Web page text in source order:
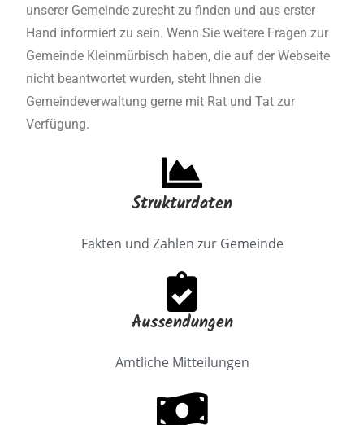
unserer Gemeinde zurecht zu finden und aus erster
Hand informiert zu sein. Wenn Sie weitere Fragen zur
Gemeinde Kleinmürbisch haben, die auf der Webseite
nicht beantwortet wurden, steht Ihnen die
Gemeindeverwaltung gerne mit Rat und Tat zur
Verfügung.
Strukturdaten
Fakten und Zahlen zur Gemeinde
Aussendungen
Amtliche Mitteilungen